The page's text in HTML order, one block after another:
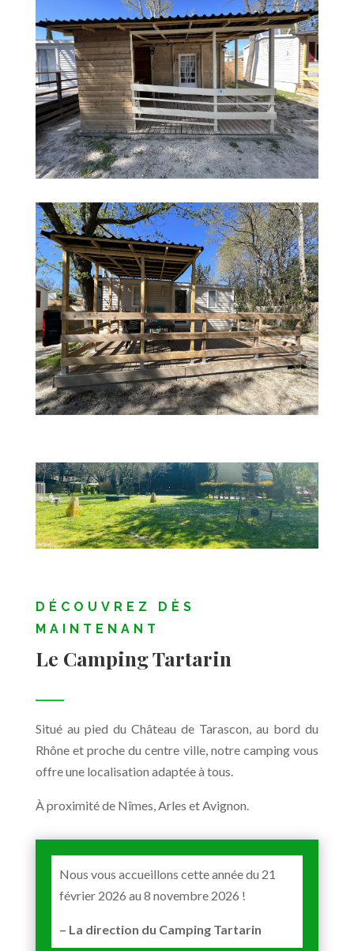
DÉCOUVREZ DÈS
MAINTENANT
Le Camping Tartarin
Situé au pied du Château de Tarascon, au bord du
Rhône et proche du centre ville, notre camping vous
offre une localisation adaptée à tous.
À proximité de Nîmes, Arles et Avignon.
Nous vous accueillons cette année du 21
février 2026 au 8 novembre 2026 !
– La direction du Camping Tartarin